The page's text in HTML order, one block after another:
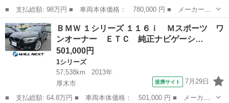
■ 支払総額: 98万円 ■ 車両本体価格： 780,000 円 ■ メーカー
名： ＢＭＷ ■ 車種名： １シリーズ ■ グレード名： Ｍ１３５
ｉ ■ 排気量： 3000cc ■ ドア枚数： 5D ■ ミッション： AT8...
神奈川 大和市
ＢＭＷ １シリーズ １１６ｉ Ｍスポーツ ワ
ンオーナー ＥＴＣ 純正ナビゲーシ…
501,000円
1シリーズ
57,538km
2013年
厚木市
提携サイト 7月29日
■ 支払総額: 64.8万円 ■ 車両本体価格： 501,000 円 ■ メーカー